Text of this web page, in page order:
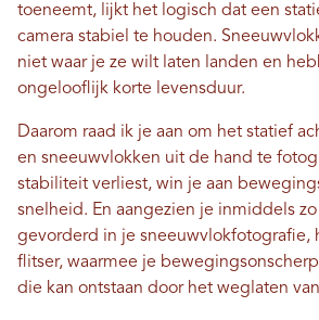
toeneemt, lijkt het logisch dat een
camera stabiel te houden.
niet waar je ze wilt laten landen en
ongelooflijk korte levensduur.
Daarom raad ik je aan om het statief
en sneeuwvlokken uit de hand te
stabiliteit verliest, win je aan
snelheid. En aangezien je inmiddels
gevorderd in je sneeuwvlokfotografie,
flitser, waarmee je
die kan ontstaan ​​door het weglaten